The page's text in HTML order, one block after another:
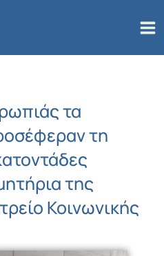
τα
τη
της
Κοινωνικής